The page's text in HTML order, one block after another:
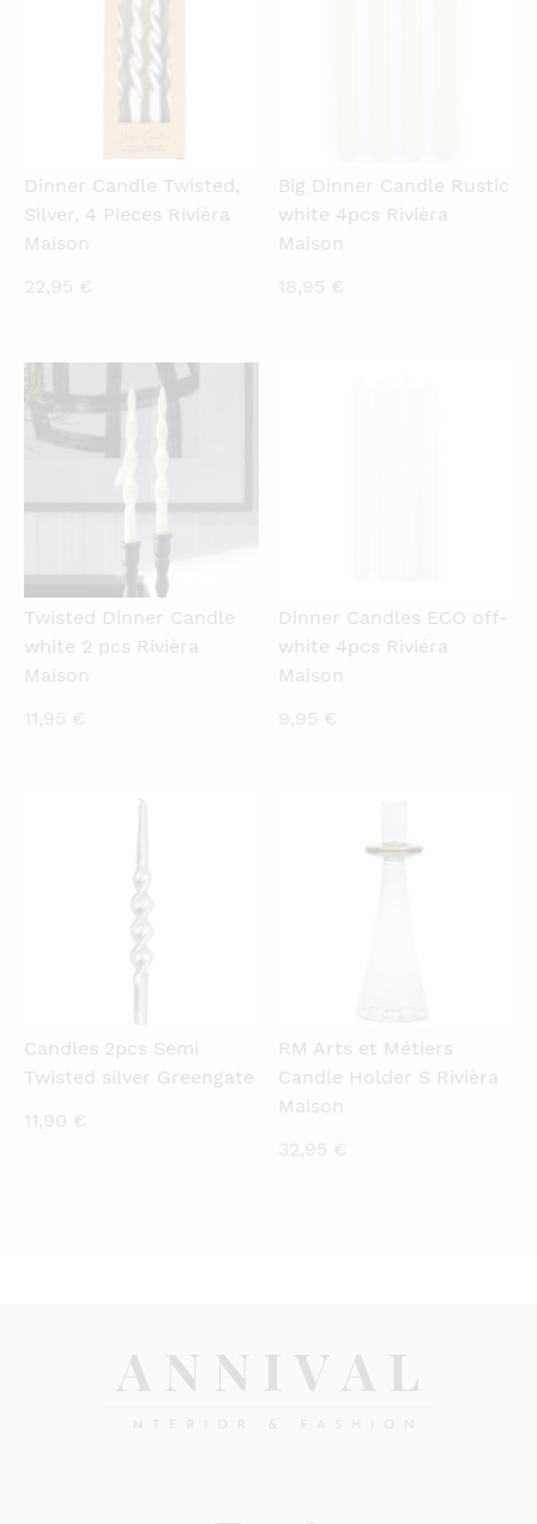
Dinner Candle Twisted,
Silver, 4 Pieces Rivièra
Maison
22,95 €
Big Dinner Candle Rustic
white 4pcs Rivièra
Maison
18,95 €
QUICKVIEW
Twisted Dinner Candle
white 2 pcs Rivièra
Maison
11,95 €
Dinner Candles ECO off-
white 4pcs Riviéra
Maison
9,95 €
Candles 2pcs Semi
Twisted silver Greengate
11,90 €
RM Arts et Métiers
Candle Holder S Rivièra
Maison
32,95 €